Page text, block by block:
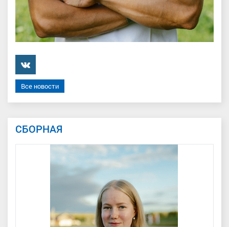
���������
Все новости
СБОРНАЯ